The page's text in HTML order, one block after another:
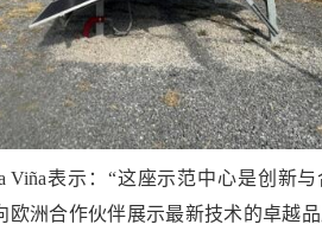
Viña表示：“这座示范中心是创新
洲合作伙伴展示最新技术的卓越